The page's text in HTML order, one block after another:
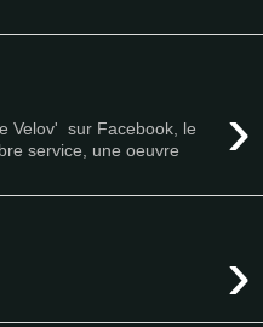
›
Velov' sur Facebook, le
service, une oeuvre
›